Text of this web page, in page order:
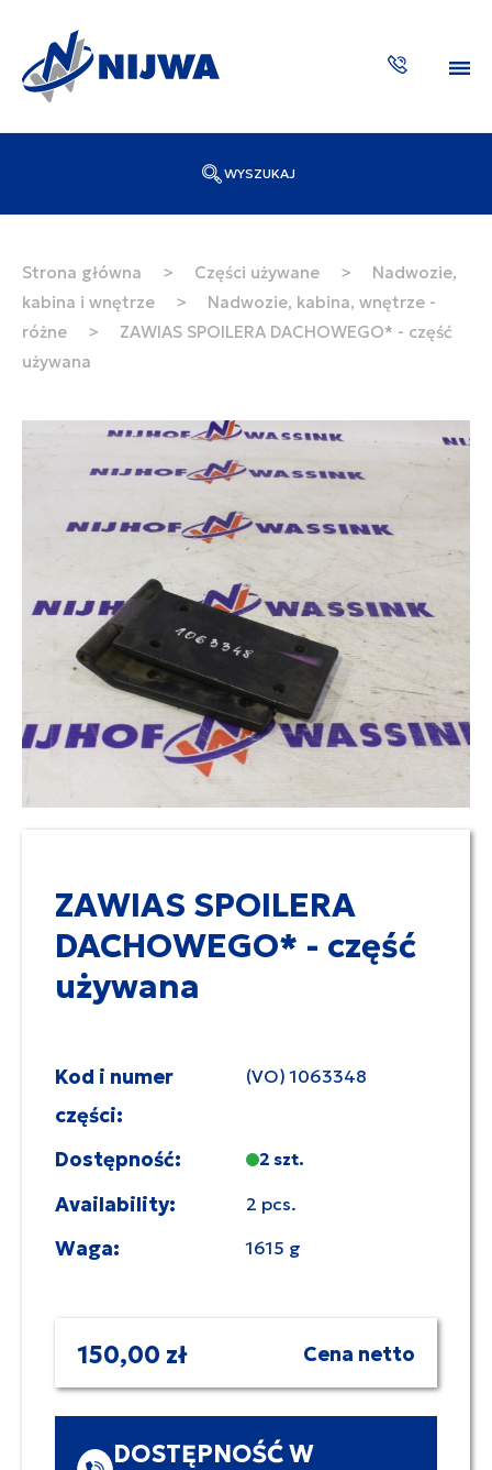
WYSZUKAJ
SZUKAJ
Strona główna > Części używane >
Nadwozie,
kabina i wnętrze
>
Nadwozie, kabina, wnętrze -
różne
>
ZAWIAS SPOILERA DACHOWEGO* - część
używana
ZAWIAS SPOILERA
DACHOWEGO* - część
używana
Kod i numer
części:
(VO) 1063348
Dostępność: 2 szt.
Availability: 2 pcs.
Waga: 1615 g
150,00 zł Cena netto
DOSTĘPNOŚĆ W